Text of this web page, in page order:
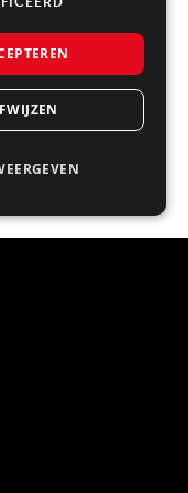
keukens
kan het
die
en visueel